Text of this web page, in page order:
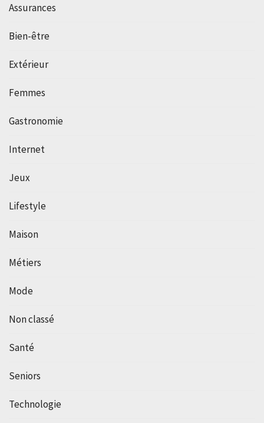
Assurances
Bien-être
Extérieur
Femmes
Gastronomie
Internet
Jeux
Lifestyle
Maison
Métiers
Mode
Non classé
Santé
Seniors
Technologie